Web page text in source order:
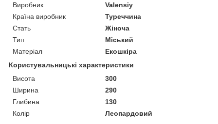
Виробник
Valensiy
Країна виробник
Туреччина
Стать
Жіноча
Тип
Міський
Матеріал
Екошкіра
Користувальницькі характеристики
Висота
300
Ширина
290
Глибина
130
Колір
Леопардовий